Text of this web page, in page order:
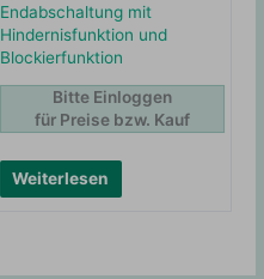
Endabschaltung mit
Hindernisfunktion und
Blockierfunktion
Weiterlesen
Bitte Einloggen
für Preise bzw. Kauf